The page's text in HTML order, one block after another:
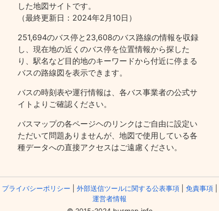
した地図サイトです。
（最終更新日：2024年2月10日）
251,694のバス停と23,608のバス路線の情報を収録
し、現在地の近くのバス停を位置情報から探した
り、駅名など目的地のキーワードから付近に停まる
バスの路線図を表示できます。
バスの時刻表や運行情報は、各バス事業者の公式サ
イトよりご確認ください。
バスマップの各ページヘのリンクはご自由に設定い
ただいて問題ありませんが、地図で使用している各
種データへの直接アクセスはご遠慮ください。
プライバシーポリシー 外部送信ツールに関する公表事項| 免責事項|
運営者情報